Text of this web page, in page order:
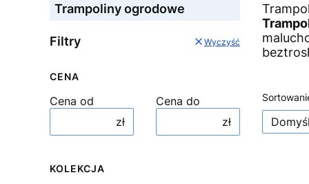
Trampoliny ogrodowe
Filtry Wyczyść
CENA
Cena od
zł
Cena do
zł
KOLEKCJA
Tr
Lista